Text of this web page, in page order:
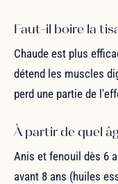
Faut-il boire la
Chaude est plus
détend les muscles
perd une partie de
À partir de quel
Anis et fenouil dès 6
avant 8 ans (huiles